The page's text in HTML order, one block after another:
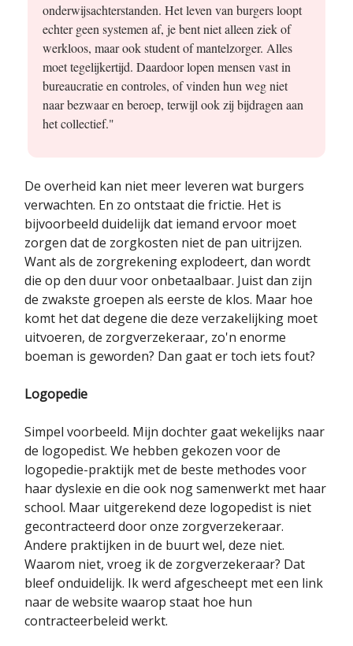
onderwijsachterstanden. Het leven van burgers loopt
echter geen systemen af, je bent niet alleen ziek of
werkloos, maar ook student of mantelzorger. Alles
moet tegelijkertijd. Daardoor lopen mensen vast in
bureaucratie en controles, of vinden hun weg niet
naar bezwaar en beroep, terwijl ook zij bijdragen aan
het collectief."
De overheid kan niet meer leveren wat burgers
verwachten. En zo ontstaat die frictie. Het is
bijvoorbeeld duidelijk dat iemand ervoor moet
zorgen dat de zorgkosten niet de pan uitrijzen.
Want als de zorgrekening explodeert, dan wordt
die op den duur voor onbetaalbaar. Juist dan zijn
de zwakste groepen als eerste de klos. Maar hoe
komt het dat degene die deze verzakelijking moet
uitvoeren, de zorgverzekeraar, zo'n enorme
boeman is geworden? Dan gaat er toch iets fout?
Logopedie
Simpel voorbeeld. Mijn dochter gaat wekelijks naar
de logopedist. We hebben gekozen voor de
logopedie-praktijk met de beste methodes voor
haar dyslexie en die ook nog samenwerkt met haar
school. Maar uitgerekend deze logopedist is niet
gecontracteerd door onze zorgverzekeraar.
Andere praktijken in de buurt wel, deze niet.
Waarom niet, vroeg ik de zorgverzekeraar? Dat
bleef onduidelijk. Ik werd afgescheept met een link
naar de website waarop staat hoe hun
contracteerbeleid werkt.